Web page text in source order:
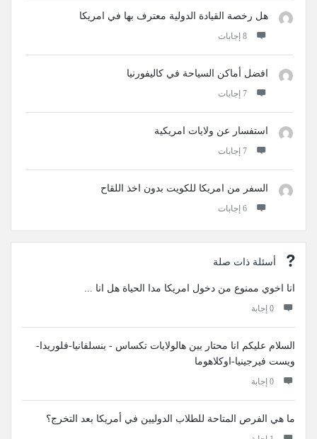
هل رخصة القيادة الدولية معترف بها في امريكا
‫8 إجابات
افضل أماكن السياحة في كاليفورنيا
‫7 إجابات
استفسار عن ولايات امريكية
‫7 إجابات
السفر من امريكا للكويت بدون اخذ اللقاح
‫6 إجابات
أسئلة ذات صلة
انا اخوي ممنوع من دخول امريكا مدا الحياة هل انا ...
‫0 إجابة
السلام عليكم انا محتار بين هالولايات تكساس - بنسلفانيا-فلوريدا-
ويست فيرجينيا-اوكلاهوما
‫0 إجابة
ما هي الفرص المتاحة للطلاب الدوليين في أمريكا بعد التخرج؟